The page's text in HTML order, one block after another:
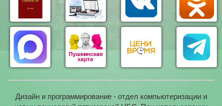
Дизайн и программирование - отдел компьютеризации и